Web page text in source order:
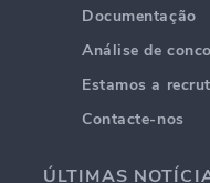
Documentação
Análise de
Estamos a
Contacte-nos